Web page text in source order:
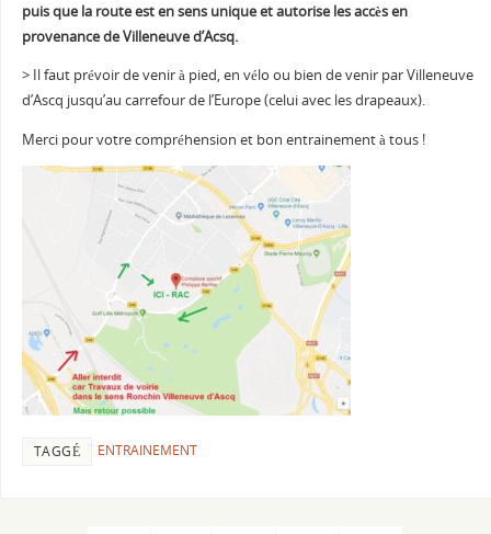
puis que la route est en sens unique et autorise les accès en
provenance de Villeneuve d’Acsq.
> Il faut prévoir de venir à pied, en vélo ou bien de venir par Villeneuve
d’Ascq jusqu’au carrefour de l’Europe (celui avec les drapeaux).
Merci pour votre compréhension et bon entrainement à tous !
TAGGÉ ENTRAINEMENT